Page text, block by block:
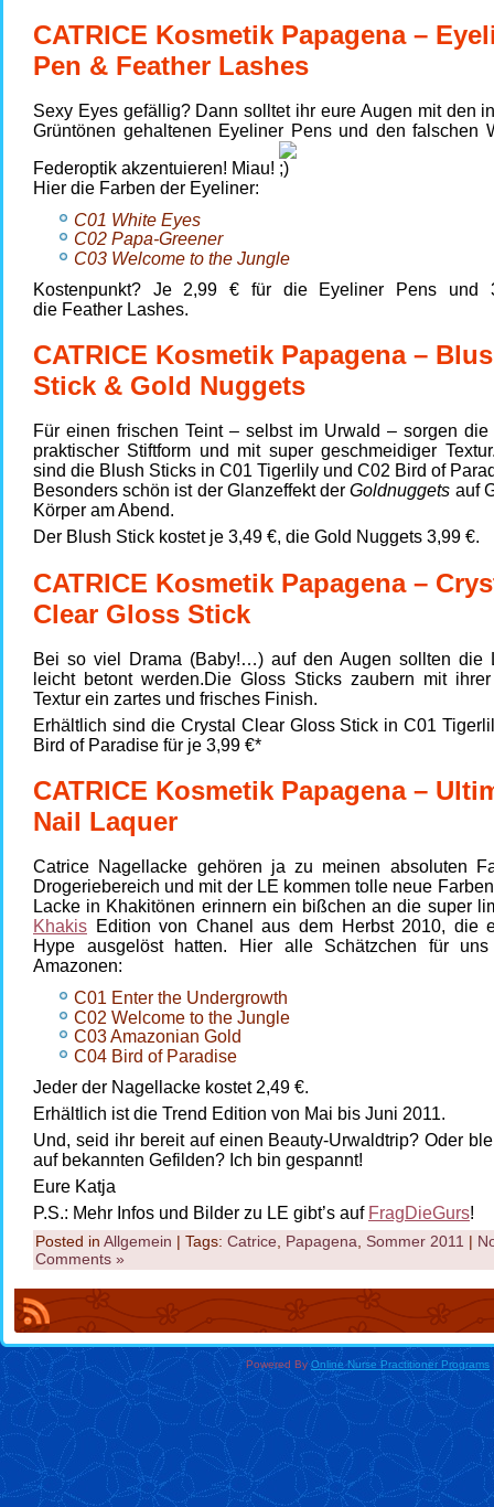
CATRICE Kosmetik Papagena –
Pen & Feather Lashes
Sexy Eyes gefällig? Dann solltet ihr eure Augen mit den
Grüntönen gehaltenen Eyeliner Pens und den falschen
Federoptik akzentuieren! Miau!
Hier die Farben der Eyeliner:
C01 White Eyes
C02 Papa-Greener
C03 Welcome to the Jungle
Kostenpunkt? Je 2,99 € für die Eyeliner Pens und
die Feather Lashes.
CATRICE Kosmetik Papagena –
Stick & Gold Nuggets
Für einen frischen Teint – selbst im Urwald – sorgen
praktischer Stiftform und mit super geschmeidiger
sind die Blush Sticks in C01 Tigerlily und C02 Bird of
Besonders schön ist der Glanzeffekt derGoldnuggets auf
Körper am Abend.
Der Blush Stick kostet je 3,49 €, die Gold Nuggets 3,99 €.
CATRICE Kosmetik Papagena –
Clear Gloss Stick
Bei so viel Drama (Baby!…) auf den Augen sollten die
leicht betont werden.Die Gloss Sticks zaubern mit
Textur ein zartes und frisches Finish.
Erhältlich sind die Crystal Clear Gloss Stick in C01
Bird of Paradise für je 3,99 €*
CATRICE Kosmetik Papagena –
Nail Laquer
Catrice Nagellacke gehören ja zu meinen absoluten
Drogeriebereich und mit der LE kommen tolle neue
Lacke in Khakitönen erinnern ein bißchen an die super
Khakis Edition von Chanel aus dem Herbst 2010, die
Hype ausgelöst hatten. Hier alle Schätzchen für uns
Amazonen:
C01 Enter the Undergrowth
C02 Welcome to the Jungle
C03 Amazonian Gold
C04 Bird of Paradise
Jeder der Nagellacke kostet 2,49 €.
Erhältlich ist die Trend Edition von Mai bis Juni 2011.
Und, seid ihr bereit auf einen Beauty-Urwaldtrip? Oder
auf bekannten Gefilden? Ich bin gespannt!
Eure Katja
P.S.: Mehr Infos und Bilder zu LE gibt’s auf FragDieGurs!
Posted in Allgemein | Tags: Catrice Papagena Sommer 2011 |
Comments »
Powered ByOnline Nurse Practitioner Programs